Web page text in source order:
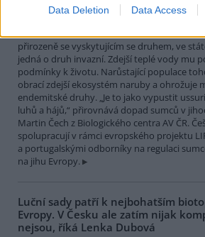
Data Deletion Data Access
rybou
v
přirozeně se vyskytujícím se druhem, ve
jedná o druh invazní. Zdejší teplé vody mu
podmínky k životu. Narůstající populace
obrací zdejší ekosystém naruby a ohrožuje
endemitské druhy. „Je to jako vypustit
luhů a hájů,“ přirovnává dopad sumců v
Martin Čech z Biologického centra AV ČR.
spolupracují v rámci evropského projektu
a portugalskými odborníky na regulaci
na jihu Evropy.
Luční sady patří k nejbohatším
Evropy. V Česku ale zatím nijak
nejsou, říká Lenka Dubová